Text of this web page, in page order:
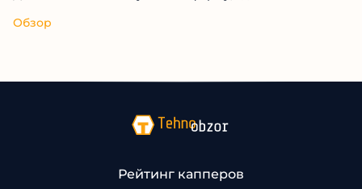
Обзор
Рейтинг капперов